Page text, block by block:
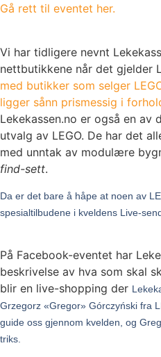
Gå rett til eventet her.
Vi har tidligere nevnt
nettbutikkene når det gjelder
med butikker som selger
ligger sånn prismessig i
Lekekassen.no er også en
utvalg av LEGO. De har det
med unntak av modulære
find-sett.
Da er det bare å håpe at noen av
spesialtilbudene i kveldens Live-
På Facebook-eventet har
beskrivelse av hva som skal
blir en live-shopping der
Grzegorz «Gregor» Górczyński fra
guide oss gjennom kvelden, og
triks.